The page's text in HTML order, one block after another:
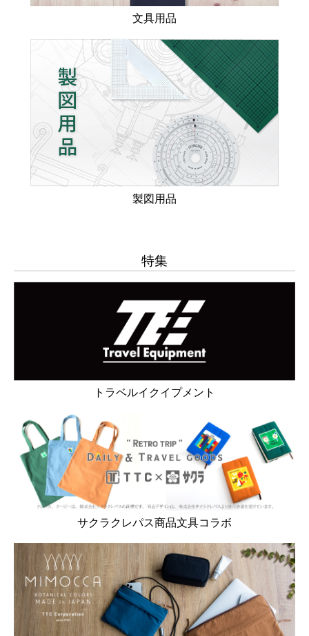
文具用品
製図用品
特集
トラベルイクイプメント
サクラクレパス商品文具コラボ